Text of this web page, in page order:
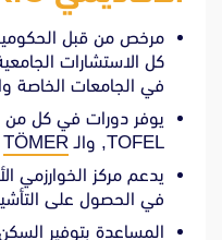
مرخص من قبل
كل الاستشارات
في الجامعات الخاصة
يوفر دورات في كل من
TOFEL, والـ
TÖMER
يدعم مركز الخوارزمي
في الحصول على
المساعدة بتوفير